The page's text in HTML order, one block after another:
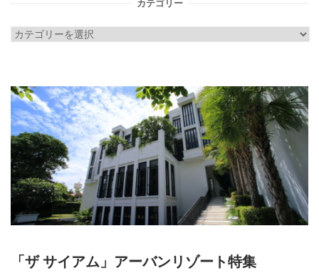
カテゴリー
カ
リ
ー
「ザ サイアム」アーバンリゾート特集